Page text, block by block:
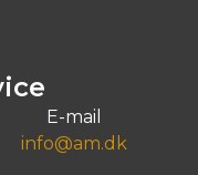
E-mail
info@am.dk